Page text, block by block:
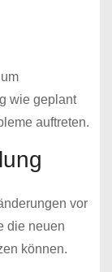
wie geplant
auftreten.
vor
die neuen
können.